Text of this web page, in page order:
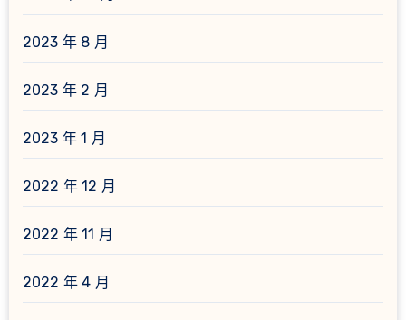
2023 年 8 月
2023 年 2 月
2023 年 1 月
2022 年 12 月
2022 年 11 月
2022 年 4 月